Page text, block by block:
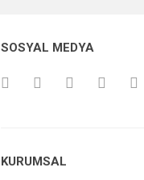
SOSYAL MEDYA
KURUMSAL